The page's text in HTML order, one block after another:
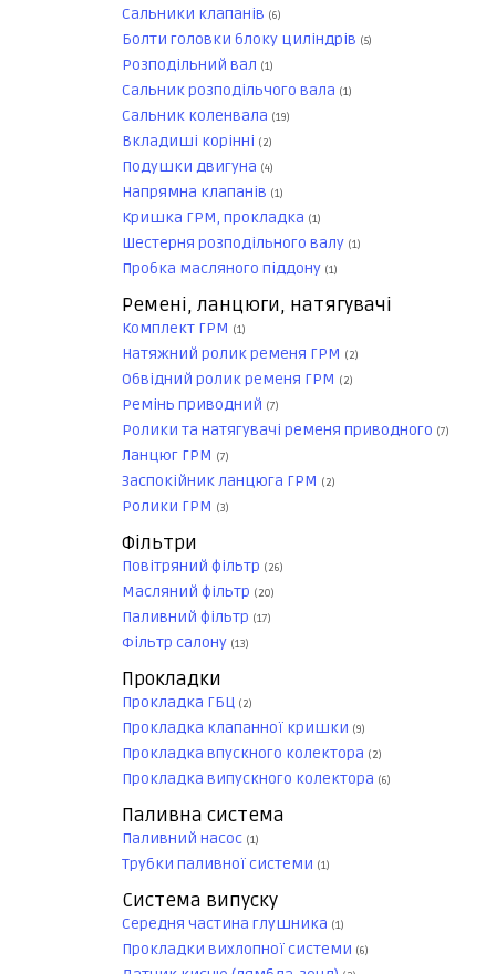
Сальники клапанів (6)
Болти головки блоку циліндрів (5)
Розподільний вал (1)
Сальник розподільчого вала (1)
Сальник коленвала (19)
Вкладиші корінні (2)
Подушки двигуна (4)
Напрямна клапанів (1)
Кришка ГРМ, прокладка (1)
Шестерня розподільного валу (1)
Пробка масляного піддону (1)
Ремені, ланцюги, натягувачі
Комплект ГРМ (1)
Натяжний ролик ременя ГРМ (2)
Обвідний ролик ременя ГРМ (2)
Ремінь приводний (7)
Ролики та натягувачі ременя приводного (7)
Ланцюг ГРМ (7)
Заспокійник ланцюга ГРМ (2)
Ролики ГРМ (3)
Фільтри
Повітряний фільтр (26)
Масляний фільтр (20)
Паливний фільтр (17)
Фільтр салону (13)
Прокладки
Прокладка ГБЦ (2)
Прокладка клапанної кришки (9)
Прокладка впускного колектора (2)
Прокладка випускного колектора (6)
Паливна система
Паливний насос (1)
Трубки паливної системи (1)
Система випуску
Середня частина глушника (1)
Прокладки вихлопної системи (6)